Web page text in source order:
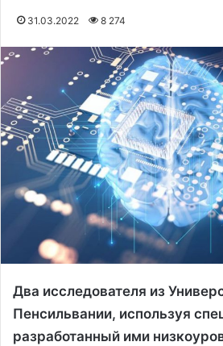
31.03.2022 8 274
Два исследователя из
Пенсильвании, используя
разработанный ими